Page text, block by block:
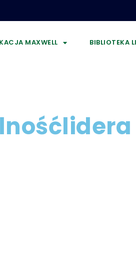
MAXWELL BIBLIOTEKA